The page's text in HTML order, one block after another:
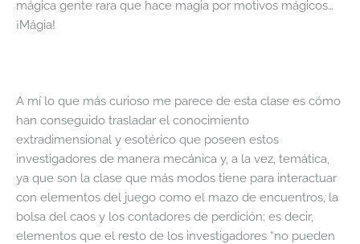
mágica gente rara que hace magia por motivos mágicos…
¡Mágia!
A mí lo que más curioso me parece de esta clase es cómo
han conseguido trasladar el conocimiento
extradimensional y esotérico que poseen estos
investigadores de manera mecánica y, a la vez, temática,
ya que son la clase que más modos tiene para interactuar
con elementos del juego como el mazo de encuentros, la
bolsa del caos y los contadores de perdición; es decir,
elementos que el resto de los investigadores “no pueden